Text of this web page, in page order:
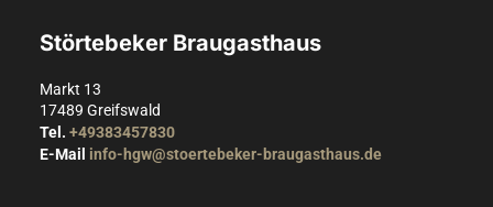
Störtebeker Braugasthaus
Markt 13
17489 Greifswald
Tel. +49383457830
E-Mail info-hgw@stoertebeker-braugasthaus.de